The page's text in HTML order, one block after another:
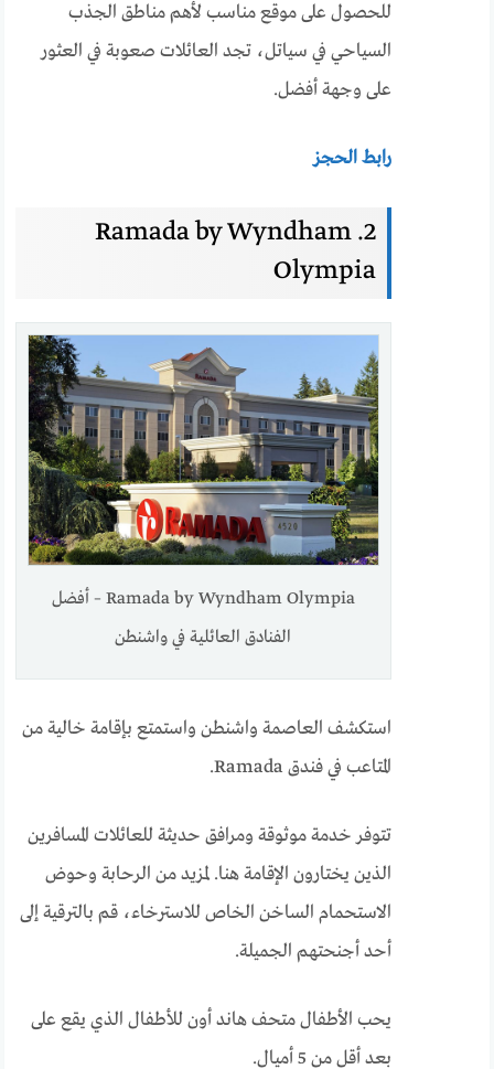
للحصول على موقع مناسب لأهم مناطق الجذب
السياحي في سياتل، تجد العائلات صعوبة في العثور
على وجهة أفضل.
رابط الحجز
2. Ramada by Wyndham
Olympia
Ramada by Wyndham Olympia – أفضل
الفنادق العائلية في واشنطن
استكشف العاصمة واشنطن واستمتع بإقامة خالية من
المتاعب في فندق Ramada.
تتوفر خدمة موثوقة ومرافق حديثة للعائلات المسافرين
الذين يختارون الإقامة هنا. لمزيد من الرحابة وحوض
الاستحمام الساخن الخاص للاسترخاء، قم بالترقية إلى
أحد أجنحتهم الجميلة.
يحب الأطفال متحف هاند أون للأطفال الذي يقع على
بعد أقل من 5 أميال.